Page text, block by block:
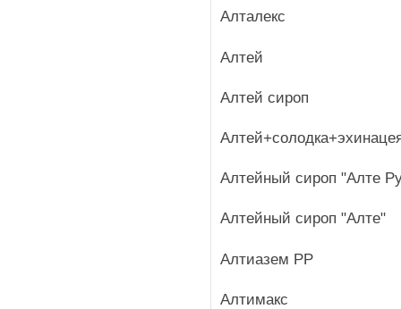
Алталекс
Алтей
Алтей сироп
Алтейный сироп "Алте
Алтейный сироп "Алте"
Алтиазем РР
Алтимакс